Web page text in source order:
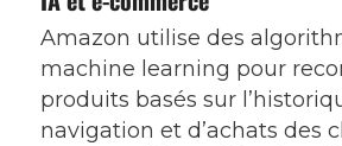
Amazon utilise des
machine learning pour
produits basés sur
navigation et d’achats des